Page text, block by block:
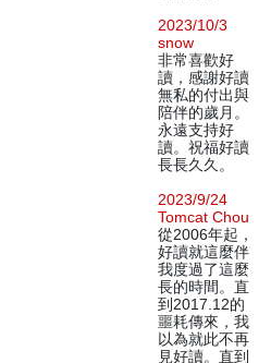
2023/10/3
snow
非常喜歡好
讀，感謝好讀
無私的付出與
陪伴的歲月。
永遠支持好
讀。祝福好讀
長長久久。
2023/9/24
Tomcat Chou
從2006年起，
好讀就這麼伴
我度過了這麼
長的時間。直
到2017.12的
噩耗傳來，我
以為就此不再
見好讀。直到